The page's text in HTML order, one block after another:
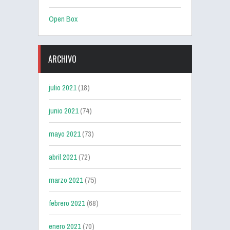
Open Box
ARCHIVO
julio 2021(18)
junio 2021(74)
mayo 2021(73)
abril 2021(72)
marzo 2021(75)
febrero 2021(68)
enero 2021(70)